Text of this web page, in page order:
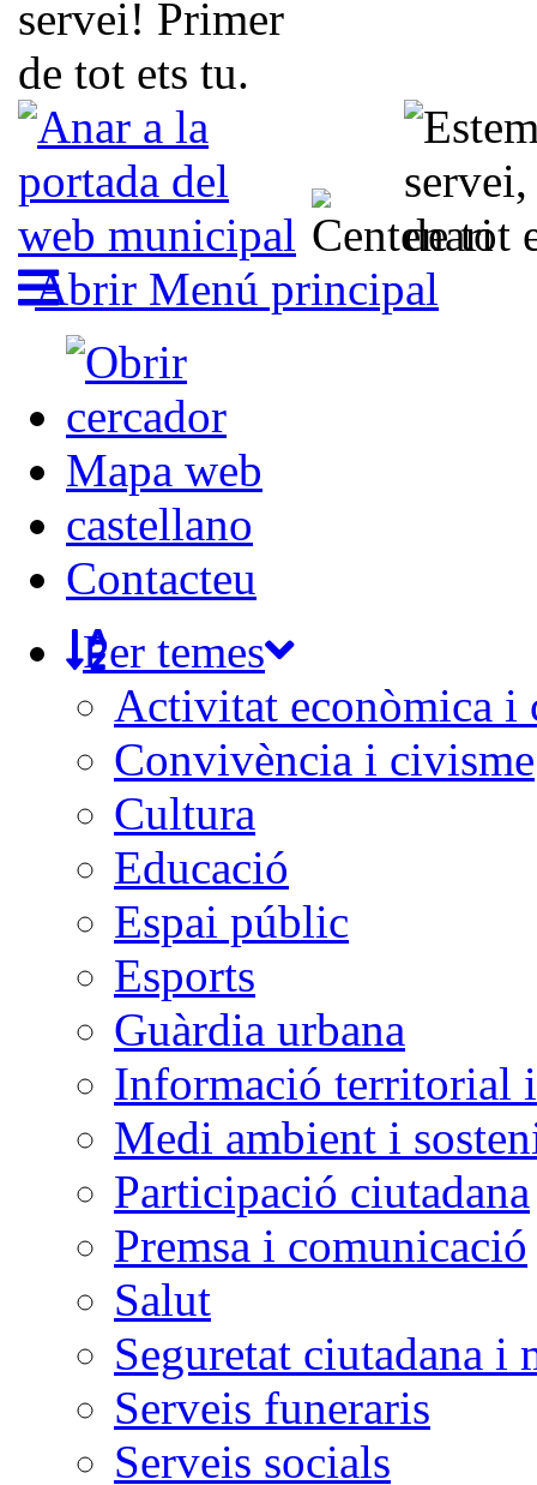
Abrir Menú principal
Mapa web
castellano
Contacteu
Per temes
Activitat econòmica i
Convivència i civisme
Cultura
Educació
Espai públic
Esports
Guàrdia urbana
Informació territorial
Medi ambient i
Participació ciutadana
Premsa i comunicació
Salut
Seguretat ciutadana i
Serveis funeraris
Serveis socials